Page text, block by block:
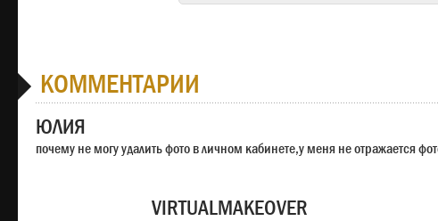
КОММЕНТАРИИ
ЮЛИЯ
почему не могу удалить фото в личном кабинете,у меня не отражается
VIRTUALMAKEOVER